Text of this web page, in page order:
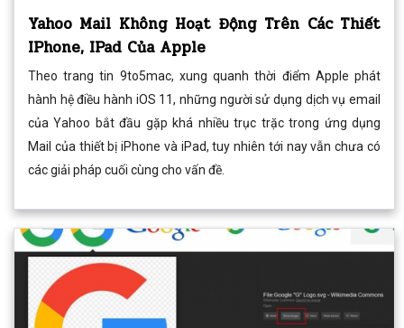
Yahoo Mail Không Hoạt Động Trên Các Thiết
IPhone, IPad Của Apple
Theo trang tin 9to5mac, xung quanh thời điểm Apple phát
hành hệ điều hành iOS 11, những người sử dụng dịch vụ email
của Yahoo bắt đầu gặp khá nhiều trục trặc trong ứng dụng
Mail của thiết bị iPhone và iPad, tuy nhiên tới nay vẫn chưa có
các giải pháp cuối cùng cho vấn đề.